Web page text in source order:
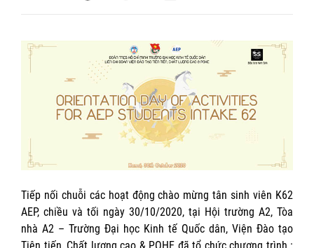
Tiếp nối chuỗi các hoạt động chào mừng tân sinh viên K62
AEP, chiều và tối ngày 30/10/2020, tại Hội trường A2, Tòa
nhà A2 – Trường Đại học Kinh tế Quốc dân, Viện Đào tạo